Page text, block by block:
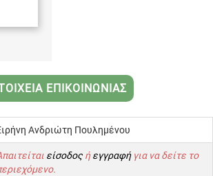
ΕΠΙΚΟΙΝΩΝΙΑΣ
Ανδριώτη Πουλημένου
είσοδος ήεγγραφή για να δείτε το